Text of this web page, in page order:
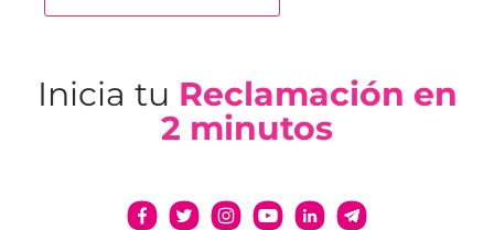
Inicia tu Reclamación en
2 minutos